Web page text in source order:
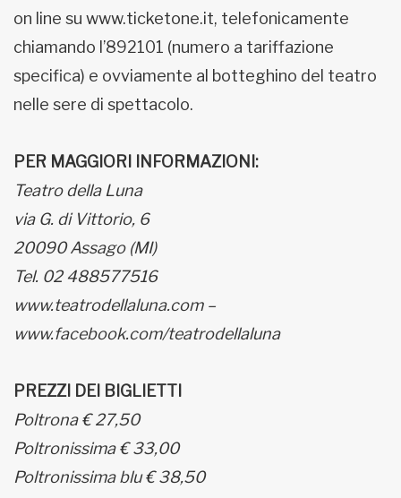
on line su www.ticketone.it, telefonicamente
chiamando l’892101 (numero a tariffazione
specifica) e ovviamente al botteghino del teatro
nelle sere di spettacolo.
PER MAGGIORI INFORMAZIONI:
Teatro della Luna
via G. di Vittorio, 6
20090 Assago (MI)
Tel. 02 488577516
www.teatrodellaluna.com –
www.facebook.com/teatrodellaluna
PREZZI DEI BIGLIETTI
Poltrona € 27,50
Poltronissima € 33,00
Poltronissima blu € 38,50